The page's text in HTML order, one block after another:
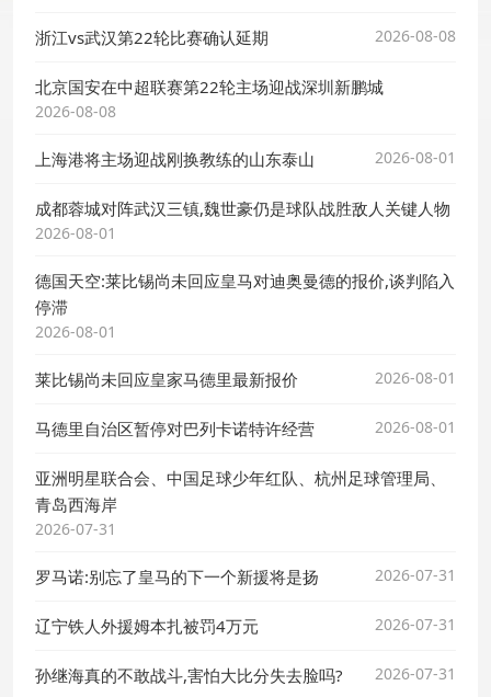
浙江vs武汉第22轮比赛确认延期 2026-08-08
北京国安在中超联赛第22轮主场迎战深圳新鹏城
2026-08-08
上海港将主场迎战刚换教练的山东泰山 2026-08-01
成都蓉城对阵武汉三镇,魏世豪仍是球队战胜敌人关键人物
2026-08-01
德国天空:莱比锡尚未回应皇马对迪奥曼德的报价,谈判陷入
停滞
2026-08-01
莱比锡尚未回应皇家马德里最新报价 2026-08-01
马德里自治区暂停对巴列卡诺特许经营 2026-08-01
亚洲明星联合会、中国足球少年红队、杭州足球管理局、
青岛西海岸
2026-07-31
罗马诺:别忘了皇马的下一个新援将是扬 2026-07-31
辽宁铁人外援姆本扎被罚4万元 2026-07-31
孙继海真的不敢战斗,害怕大比分失去脸吗? 2026-07-31